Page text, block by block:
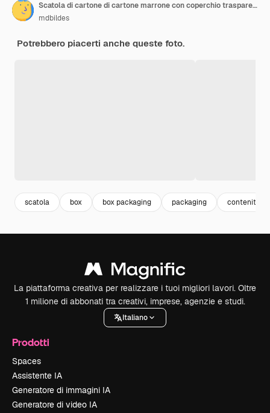
Scatola di cartone di cartone marrone con coperchio trasparente, isolata
mdbildes
Potrebbero piacerti anche queste foto.
scatola box box packaging packaging contenitore
La piattaforma creativa per realizzare i tuoi migliori lavori. Oltre
1 milione di abbonati tra creativi, imprese, agenzie e studi.
Italiano
Prodotti
Spaces
Assistente IA
Generatore di immagini IA
Generatore di video IA